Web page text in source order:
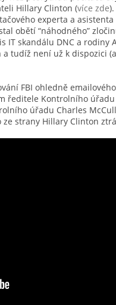
Hillary Clinton (více zde
experta a
obětí “náhodného”
IT skandálu DNC a
tudíž není už k dispozici
FBI ohledně
ředitele Kontrolního
úřadu Charles
strany Hillary Clinton